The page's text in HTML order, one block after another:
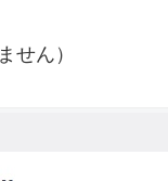
せん）